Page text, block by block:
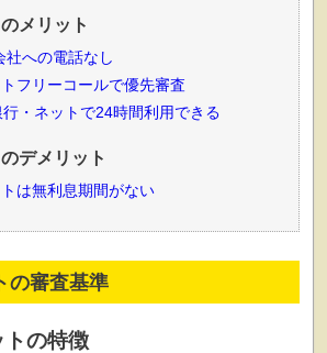
メリット
社への電話なし
フリーコールで優先審査
行・ネットで24時間利用できる
デメリット
は無利息期間がない
の審査基準
の特徴